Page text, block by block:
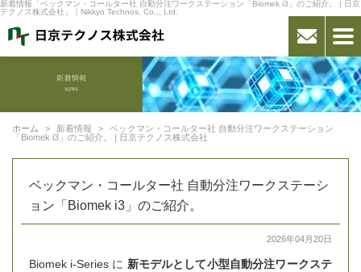
新着情報「ベックマン・コールター社 自動分注ワークステーション「Biomek i3」のご紹介。 | 日京
テクノス株式会社」｜Nikkyo Technos, Co.,, Ltd.
ホーム 新着情報
ベックマン・コールター社 自動分注ワークステーション
「Biomek i3」のご紹介。 | 日京テクノス株式会社
ベックマン・コールター社 自動分注ワークステーシ
ョン「Biomek i3」のご紹介。
2026年04月20日
Biomek i-Series に 新モデルとして小型自動分注ワークステ